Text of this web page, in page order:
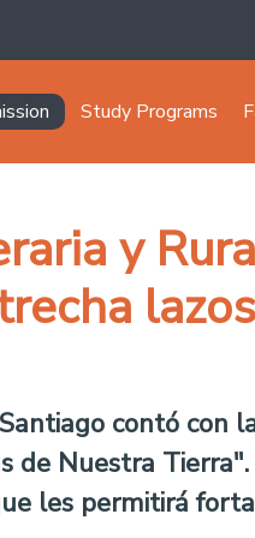
principal
Study Programs
y
contó con
Nuestra
les permitirá